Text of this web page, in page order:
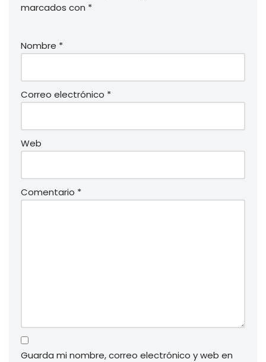
marcados con *
Nombre *
Correo electrónico *
Web
Comentario *
Guarda mi nombre, correo electrónico y web en